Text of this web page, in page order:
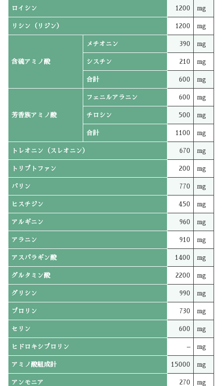
ロイシン 1200 mg
リシン（リジン） 1200 mg
含硫アミノ酸
メチオニン 390 mg
シスチン 210 mg
合計 600 mg
芳香族アミノ酸
フェニルアラニン 600 mg
チロシン 500 mg
合計 1100 mg
トレオニン（スレオニン） 670 mg
トリプトファン 200 mg
バリン 770 mg
ヒスチジン 450 mg
アルギニン 960 mg
アラニン 910 mg
アスパラギン酸 1400 mg
グルタミン酸 2200 mg
グリシン 990 mg
プロリン 730 mg
セリン 600 mg
ヒドロキシプロリン – mg
アミノ酸組成計 15000 mg
アンモニア 270 mg